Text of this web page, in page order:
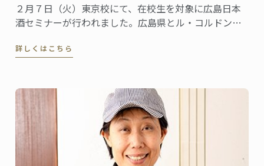
２月７日（火）東京校にて、在校生を対象に広島日本
酒セミナーが行われました。広島県とル・コルドン・
で、パリ校でも定期的に行われて好評を博しているイ
詳しくはこちら